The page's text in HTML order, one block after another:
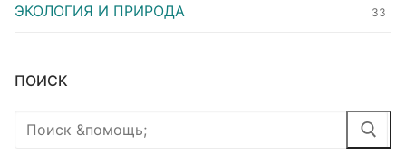
ЭКОЛОГИЯ И ПРИРОДА 33
ПОИСК
Найти: